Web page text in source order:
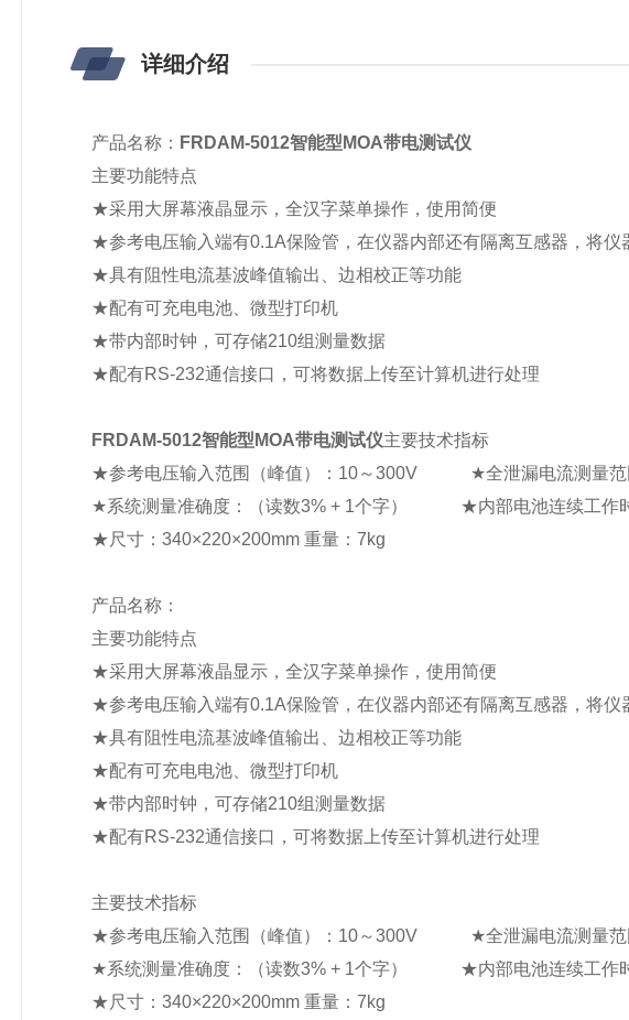
详细介绍
产品名称： FRDAM-5012智能型MOA带电测试仪
主要功能特点
★采用大屏幕液晶显示，全汉字菜单操作，使用简便
★参考电压输入端有0.1A保险管，在仪器内部还有隔离互感器，将
★具有阻性电流基波峰值输出、边相校正等功能
★配有可充电电池、微型打印机
★带内部时钟，可存储210组测量数据
★配有RS-232通信接口，可将数据上传至计算机进行处理
FRDAM-5012智能型MOA带电测试仪主要技术指标
★参考电压输入范围（峰值）：10～300V ★全泄漏电流测量范
★系统测量准确度：（读数3% + 1个字） ★内部电池连续工作
★尺寸：340×220×200mm 重量：7kg
产品名称：
主要功能特点
★采用大屏幕液晶显示，全汉字菜单操作，使用简便
★参考电压输入端有0.1A保险管，在仪器内部还有隔离互感器，将
★具有阻性电流基波峰值输出、边相校正等功能
★配有可充电电池、微型打印机
★带内部时钟，可存储210组测量数据
★配有RS-232通信接口，可将数据上传至计算机进行处理
主要技术指标
★参考电压输入范围（峰值）：10～300V ★全泄漏电流测量范
★系统测量准确度：（读数3% + 1个字） ★内部电池连续工作
★尺寸：340×220×200mm 重量：7kg